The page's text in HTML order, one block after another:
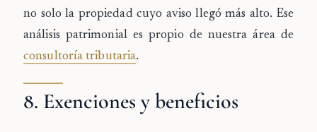
no solo la propiedad cuyo aviso llegó más alto. Ese
análisis patrimonial es propio de nuestra área de
consultoría tributaria.
8. Exenciones y beneficios